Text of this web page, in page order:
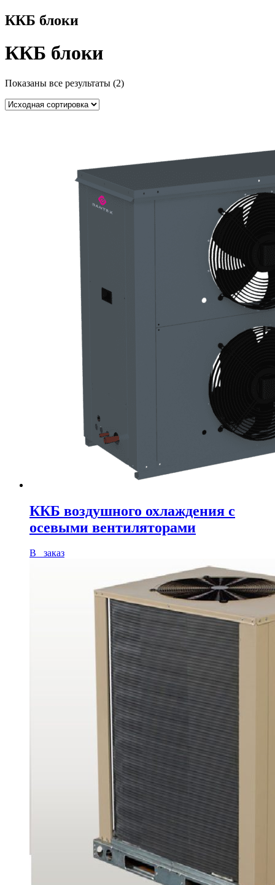
ККБ блоки
ККБ блоки
Показаны все результаты (2)
ККБ воздушного охлаждения с
осевыми вентиляторами
В заказ